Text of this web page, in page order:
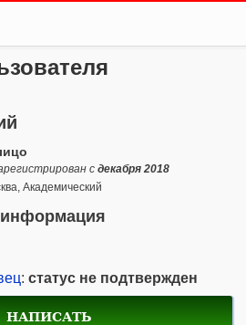
с декабря 2018
Академический
: статус не подтвержден
НАПИСАТЬ